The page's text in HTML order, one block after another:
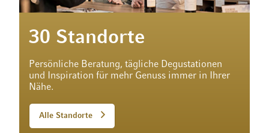
30 Standorte
Persönliche Beratung, tägliche Degustationen
und Inspiration für mehr Genuss immer in Ihrer
Nähe.
Alle Standorte